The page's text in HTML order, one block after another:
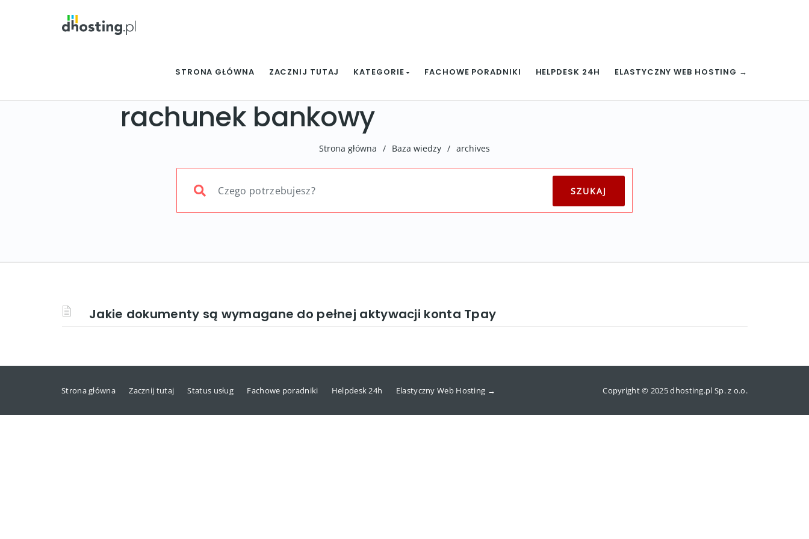
STRONA GŁÓWNA ZACZNIJ TUTAJ KATEGORIE FACHOWE PORADNIKI HELPDESK 24H ELASTYCZNY WEB HOSTING →
rachunek bankowy
Strona główna / Baza wiedzy / archives
Jakie dokumenty są wymagane do pełnej aktywacji konta Tpay
Strona główna Zacznij tutaj Status usług Fachowe poradniki Helpdesk 24h Elastyczny Web Hosting → Copyright © 2025 dhosting.pl Sp. z o.o.